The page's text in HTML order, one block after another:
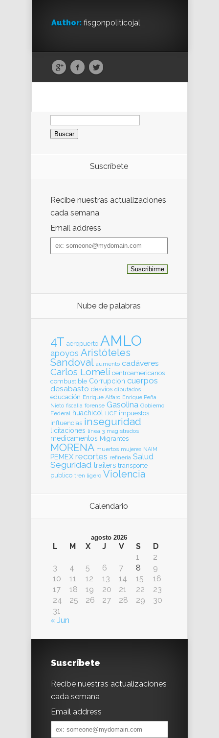
Author: fisgonpoliticojal
Buscar:
Suscríbete
Recibe nuestras actualizaciones
cada semana
Email address
Email
address
Nube de palabras
4T aeropuerto AMLO
apoyos Aristóteles
Sandoval aumento cadáveres
Carlos Lomelí centroamericanos
combustible Corrupcion cuerpos
desabasto desvíos diputados
educación Enrique Alfaro Enrique Peña
Nieto fiscalia forense Gasolina Gobierno
Federal huachicol IJCF impuestos
influencias inseguridad
licitaciones línea 3 magistrados
medicamentos Migrantes
MORENA muertos mujeres NAIM
PEMEX recortes refinería Salud
Seguridad trailers transporte
publico tren ligero Violencia
Calendario
agosto 2026
L M X J V S
D
1
2
3
4 5 6 7 8
9
10
11 12 13 14 15
16
17
18 19 20 21 22
23
24
25 26 27 28 29
30
31
« Jun
Suscríbete
Recibe nuestras actualizaciones
cada semana
Email address
Email
address